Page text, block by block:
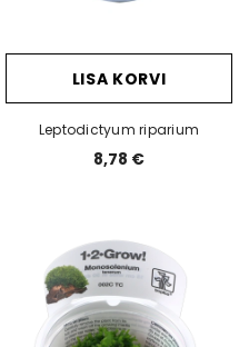
LISA KORVI
Leptodictyum riparium
8,78 €